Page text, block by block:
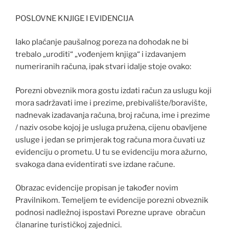
POSLOVNE KNJIGE I EVIDENCIJA
Iako plaćanje paušalnog poreza na dohodak ne bi
trebalo „uroditi“ „vođenjem knjiga“ i izdavanjem
numeriranih računa, ipak stvari idalje stoje ovako:
Porezni obveznik mora gostu izdati račun za uslugu koji
mora sadržavati ime i prezime, prebivalište/boravište,
nadnevak izadavanja računa, broj računa, ime i prezime
/ naziv osobe kojoj je usluga pružena, cijenu obavljene
usluge i jedan se primjerak tog računa mora čuvati uz
evidenciju o prometu. U tu se evidenciju mora ažurno,
svakoga dana evidentirati sve izdane račune.
Obrazac evidencije propisan je također novim
Pravilnikom. Temeljem te evidencije porezni obveznik
podnosi nadležnoj ispostavi Porezne uprave obračun
članarine turističkoj zajednici.